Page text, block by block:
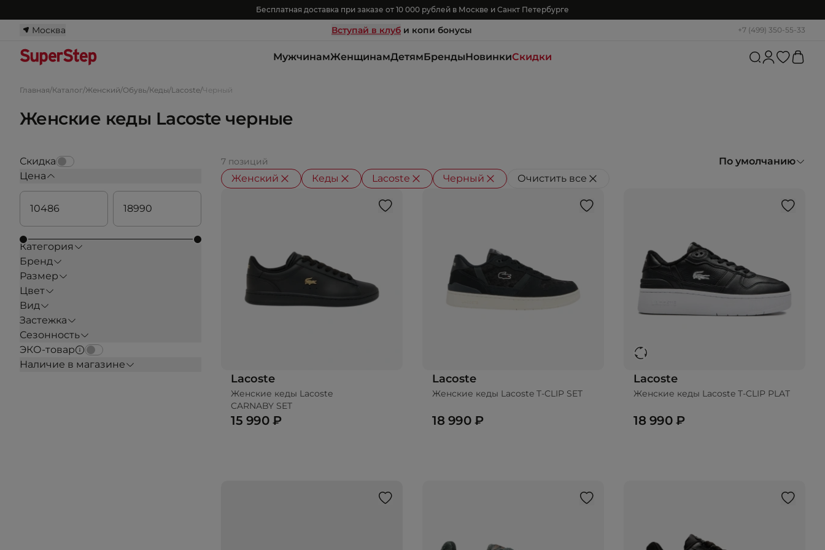
Бесплатная доставка при заказе от 10 000 рублей в Москве и Санкт Петербурге
Москва Вступай в клуб и копи бонусы +7 (499) 350-55-33
МужчинамЖенщинамДетямБрендыНовинкиСкидки
Главная/Каталог/Женский/Обувь/Кеды/Lacoste/Черный
Женские кеды Lacoste черные
Скидка
Цена
Категория
Бренд
Размер
Цвет
Вид
Застежка
Сезонность
ЭКО-товар
Наличие в магазине
7 позиций
По умолчанию
Женский
Кеды Lacoste Черный Очистить все
Lacoste
Женские кеды Lacoste
CARNABY SET
15 990 ₽
Lacoste
Женские кеды Lacoste T-CLIP SET
18 990 ₽
Lacoste
Женские кеды Lacoste T-CLIP PLAT
18 990 ₽